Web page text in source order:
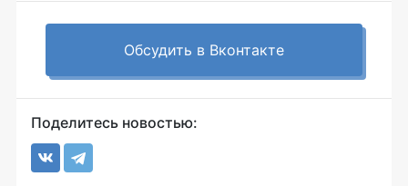
Обсудить в Вконтакте
Поделитесь новостью: